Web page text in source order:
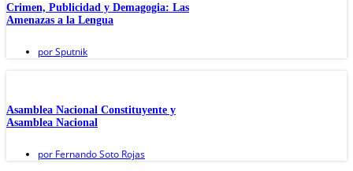
Crimen, Publicidad y Demagogia: Las
Amenazas a la Lengua
porSputnik
Asamblea Nacional Constituyente y
Asamblea Nacional
por Fernando Soto Rojas